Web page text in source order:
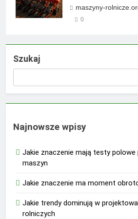
maszyny-
0
Szukaj
Najnowsze wpisy
Jakie znaczenie mają testy polowe
maszyn
Jakie znaczenie ma moment
Jakie trendy dominują w
rolniczych